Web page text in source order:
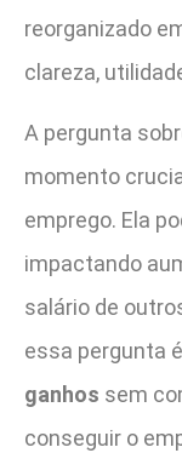
reorganizado
clareza,
A pergunta
momento
emprego. Ela
impactando
salário de
essa pergunta
ganhos sem
conseguir o